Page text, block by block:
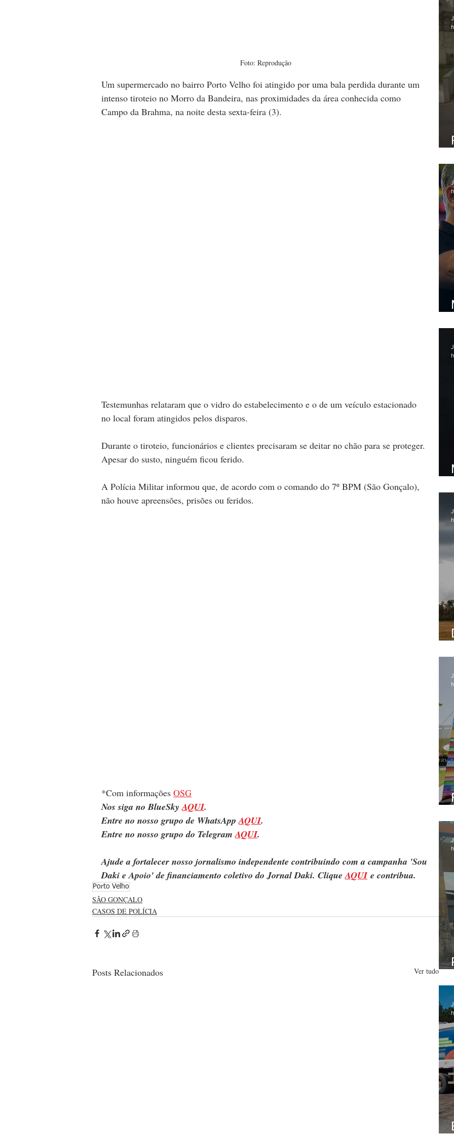
Foto: Reprodução
Um supermercado no bairro Porto Velho foi atingido por uma bala perdida durante um
intenso tiroteio no Morro da Bandeira, nas proximidades da área conhecida como
Campo da Brahma, na noite desta sexta-feira (3).
Testemunhas relataram que o vidro do estabelecimento e o de um veículo estacionado
no local foram atingidos pelos disparos.
Durante o tiroteio, funcionários e clientes precisaram se deitar no chão para se proteger.
Apesar do susto, ninguém ficou ferido.
A Polícia Militar informou que, de acordo com o comando do 7º BPM (São Gonçalo),
não houve apreensões, prisões ou feridos.
*Com informações OSG
Nos siga no BlueSky AQUI.
Entre no nosso grupo de WhatsApp AQUI.
Entre no nosso grupo do Telegram AQUI.
Ajude a fortalecer nosso jornalismo independente contribuindo com a campanha 'Sou
Daki e Apoio' de financiamento coletivo do Jornal Daki. Clique AQUI e contribua.
Porto Velho
SÃO GONÇALO
CASOS DE POLÍCIA
Posts Relacionados Ver tudo